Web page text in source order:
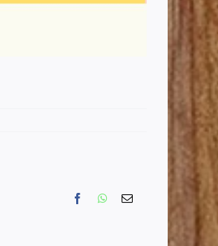
FacebookWhatsApp
Email